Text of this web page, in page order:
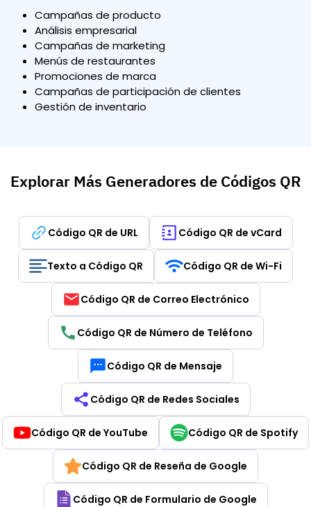
Campañas de producto
Análisis empresarial
Campañas de marketing
Menús de restaurantes
Promociones de marca
Campañas de participación de clientes
Gestión de inventario
Explorar Más Generadores de Códigos QR
Código QR de URL Código QR de vCard
Texto a Código QR Código QR de Wi-Fi
Código QR de Correo Electrónico
Código QR de Número de Teléfono
Código QR de Mensaje
Código QR de Redes Sociales
Código QR de YouTube Código QR de Spotify
Código QR de Reseña de Google
Código QR de Formulario de Google